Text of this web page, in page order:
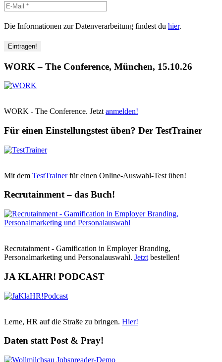
Die Informationen zur Datenverarbeitung findest du hier.
WORK – The Conference, München, 15.10.26
WORK - The Conference. Jetzt anmelden!
Für einen Einstellungstest üben? Der TestTrainer
Mit dem TestTrainerfür einen Online-Auswahl-Test üben!
Recrutainment – das Buch!
Recrutainment - Gamification in Employer Branding,
Personalmarketing und Personalauswahl. Jetzt bestellen!
JA KLAHR! PODCAST
Lerne, HR auf die Straße zu bringen. Hier!
Daten statt Post & Pray!